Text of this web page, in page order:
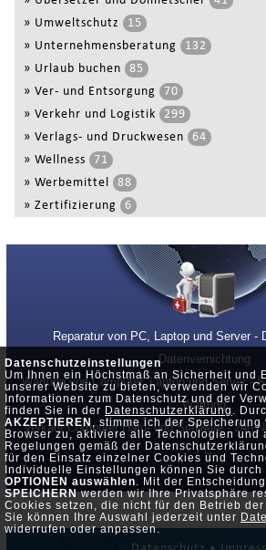
Datenschutzeinstellungen
Um Ihnen ein Höchstmaß an Sicherheit und
unserer Website zu bieten, verwenden wir
Informationen zum Datenschutz und der
finden Sie in der Datenschutzerklärung .
AKZEPTIEREN , stimme ich der
Browser zu, aktiviere alle Technologien und
Regelungen gemäß der
für den Einsatz einzelner Cookies und
Individuelle Einstellungen können Sie
OPTIONEN auswählen. Mit der Entscheidung
SPEICHERNwerden wir Ihre Privatsphäre
Cookies setzen, die nicht für den Betrieb
Sie können Ihre Auswahl jederzeit unter
widerrufen oder anpassen.
» Umweltschutz
15
» Unternehmensberatung
132
» Urlaub buchen
85
» Ver- und Entsorgung
70
» Verkehr und Logistik
299
» Verlags- und Druckwesen
64
» Wellness
71
» Werbemittel
88
» Zertifizierung 6
Reparatur von PC, Laptop und Server -
Datenvernichtung
Wartung von Computer, Laptop und Server -
Wartung
Verkauf Computer Hard- und Software - 24h
PC